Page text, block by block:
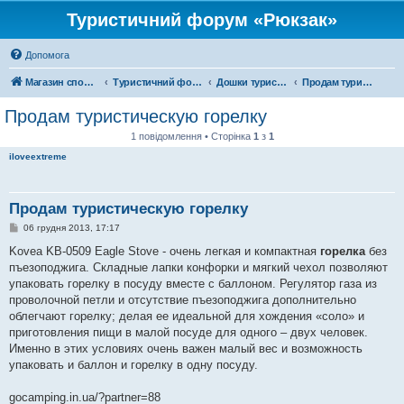
Туристичний форум «Рюкзак»
Допомога
Магазин спорядження Туристичний форум «Рюкзак» Дошки туристичних оголошень Продам туристичне спорядження
Продам туристическую горелку
1 повідомлення • Сторінка 1 з 1
iloveextreme
Продам туристическую горелку
П
в
д
о
л
е
н
я
06 грудня 2013, 17:17
Kovea KB-0509 Eagle Stove - очень легкая и компактная горелкабез
пъезоподжига. Складные лапки конфорки и мягкий чехол позволяют
упаковать горелку в посуду вместе с баллоном. Регулятор газа из
проволочной петли и отсутствие пъезоподжига дополнительно
облегчают горелку; делая ее идеальной для хождения «соло» и
приготовления пищи в малой посуде для одного – двух человек.
Именно в этих условиях очень важен малый вес и возможность
упаковать и баллон и горелку в одну посуду.
gocamping.in.ua/?partner=88